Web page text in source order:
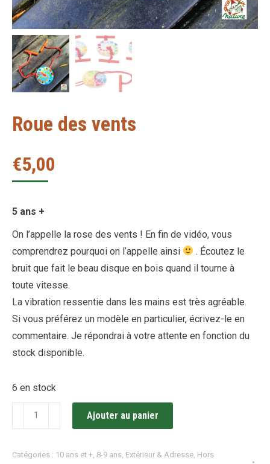
Roue des vents
€5,00
5 ans +
On l’appelle la rose des vents ! En fin de vidéo, vous
comprendrez pourquoi on l’appelle ainsi
. Écoutez le
bruit que fait le beau disque en bois quand il tourne à
toute vitesse.
La vibration ressentie dans les mains est très agréable.
Si vous préférez un modèle en particulier, écrivez-le en
commentaire. Je répondrai à votre attente en fonction du
stock disponible.
6 en stock
quantité
de
des
Ajouter au panier
Catégories : 10 ans et + 8-9 ans Extérieur & Adresse Hors